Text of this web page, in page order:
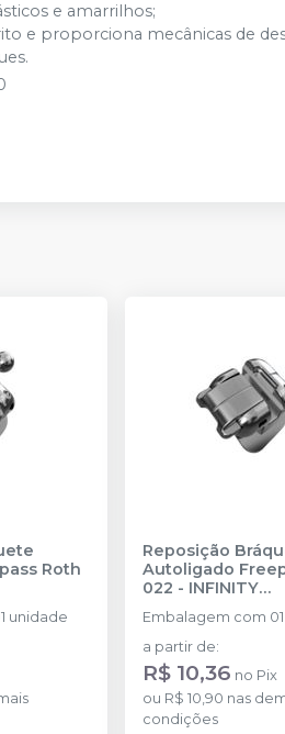
e amarrilhos;
e proporciona mecânicas de
Roth
unidade
Reposição
Autoligado
022 - INFINITY
ORTHODONTICS
Embalagem com
a partir de:
R$ 10,36 no Pix
ou R$ 10,90 nas
condições